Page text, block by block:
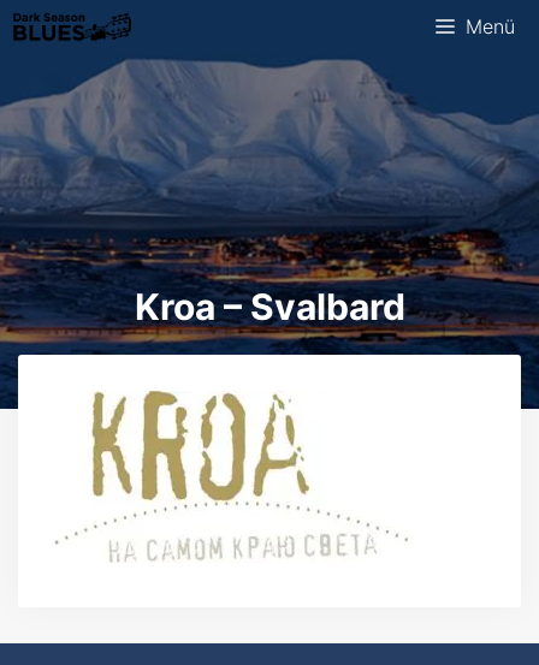
Zum
Inhalt
springen
Menü
Kroa – Svalbard